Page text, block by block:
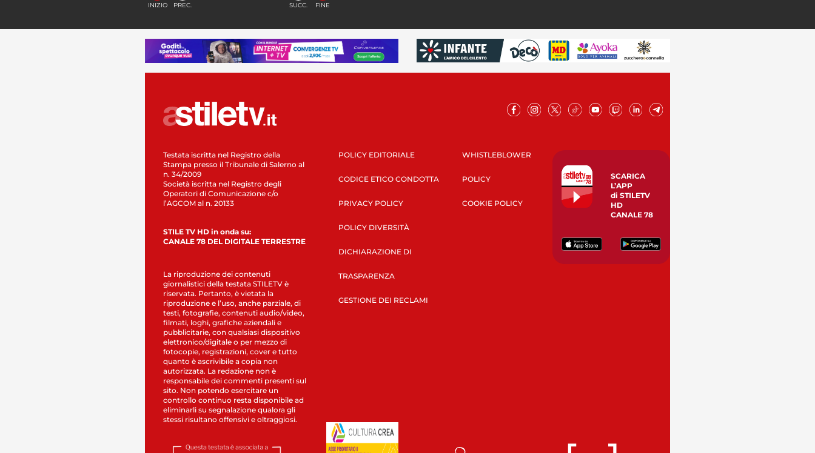
INIZIO PREC. SUCC. FINE
Testata iscritta nel Registro della
Stampa presso il Tribunale di Salerno al
n. 34/2009
Società iscritta nel Registro degli
Operatori di Comunicazione c/o
l’AGCOM al n. 20133
STILE TV HD in onda su:
CANALE 78 DEL DIGITALE TERRESTRE
La riproduzione dei contenuti
giornalistici della testata STILETV è
riservata. Pertanto, è vietata la
riproduzione e l’uso, anche parziale, di
testi, fotografie, contenuti audio/video,
filmati, loghi, grafiche aziendali e
pubblicitarie, con qualsiasi dispositivo
elettronico/digitale o per mezzo di
fotocopie, registrazioni, cover e tutto
quanto è ascrivibile a copia non
autorizzata. La redazione non è
responsabile dei commenti presenti sul
sito. Non potendo esercitare un
controllo continuo resta disponibile ad
eliminarli su segnalazione qualora gli
stessi risultano offensivi e oltraggiosi.
POLICY EDITORIALE
CODICE ETICO CONDOTTA
PRIVACY POLICY
POLICY DIVERSITÀ
DICHIARAZIONE DI
TRASPARENZA
GESTIONE DEI RECLAMI
WHISTLEBLOWER
POLICY
COOKIE POLICY
SCARICA
L’APP
di STILETV
HD
CANALE 78